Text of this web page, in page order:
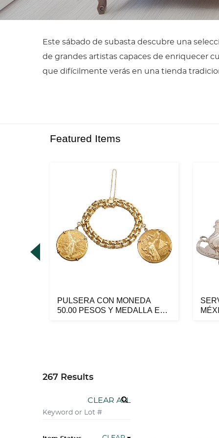
Este sábado de subasta descubre una
de grandes artistas capaces de enriquecer
que difícilmente verás en una tienda
Featured Items
PULSERA CON MONEDA
50.00 PESOS Y MEDALLA EN
267 Results
CLEAR ALL